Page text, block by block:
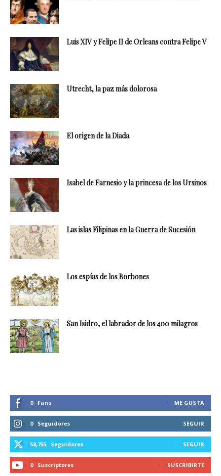
Luis XIV y Felipe II de Orleans contra Felipe V
Utrecht, la paz más dolorosa
El origen de la Diada
Isabel de Farnesio y la princesa de los Ursinos
Las islas Filipinas en la Guerra de Sucesión
Los espías de los Borbones
San Isidro, el labrador de los 400 milagros
0 Fans ME GUSTA
0 Seguidores SEGUIR
58,755 Seguidores SEGUIR
0 Suscriptores SUSCRIBIRTE